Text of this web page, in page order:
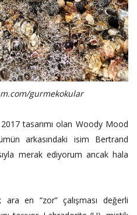
gurmekokular
tasarımı olan Woody Mood
arkasındaki isim Bertrand
merak ediyorum ancak hala
ara en “zor” çalışması değerli